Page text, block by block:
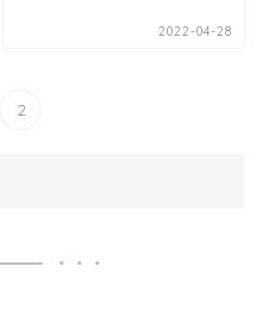
2022-04-28
2